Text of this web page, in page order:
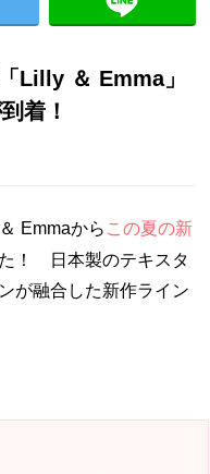
Lilly ＆ Emma」
着！
＆ Emmaから この夏の新
！ 日本製のテキスタ
が融合した新作ライン